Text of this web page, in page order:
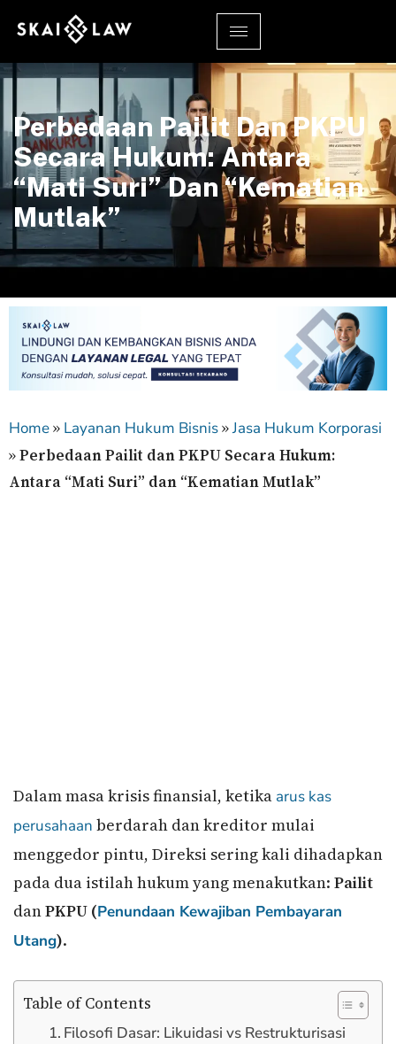
Perbedaan Pailit Dan PKPU
Secara Hukum: Antara
“Mati Suri” Dan “Kematian
Mutlak”
Home» Layanan Hukum Bisnis»Jasa Hukum Korporasi
»Perbedaan Pailit dan PKPU Secara Hukum:
Antara “Mati Suri” dan “Kematian Mutlak”
Dalam masa krisis finansial, ketika arus kas
perusahaan berdarah dan kreditor mulai
menggedor pintu, Direksi sering kali dihadapkan
pada dua istilah hukum yang menakutkan: Pailit
danPKPU (Penundaan Kewajiban Pembayaran
Utang).
Table of Contents
Filosofi Dasar: Likuidasi vs Restrukturisasi